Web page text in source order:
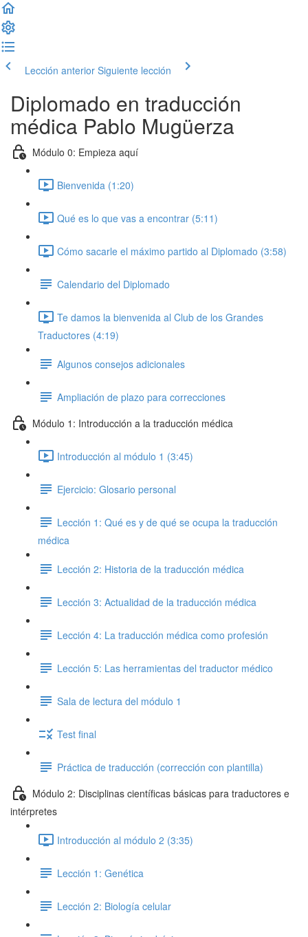
Lección anterior Siguiente lección
Diplomado en traducción
médica Pablo Mugüerza
Módulo 0: Empieza aquí
Bienvenida (1:20)
Qué es lo que vas a encontrar (5:11)
Cómo sacarle el máximo partido al Diplomado (3:58)
Calendario del Diplomado
Te damos la bienvenida al Club de los Grandes
Traductores (4:19)
Algunos consejos adicionales
Ampliación de plazo para correcciones
Módulo 1: Introducción a la traducción médica
Introducción al módulo 1 (3:45)
Ejercicio: Glosario personal
Lección 1: Qué es y de qué se ocupa la traducción
médica
Lección 2: Historia de la traducción médica
Lección 3: Actualidad de la traducción médica
Lección 4: La traducción médica como profesión
Lección 5: Las herramientas del traductor médico
Sala de lectura del módulo 1
Test final
Práctica de traducción (corrección con plantilla)
Módulo 2: Disciplinas científicas básicas para traductores e
intérpretes
Introducción al módulo 2 (3:35)
Lección 1: Genética
Lección 2: Biología celular